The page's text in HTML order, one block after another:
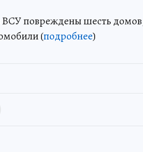
повреждены шесть
(подробнее)